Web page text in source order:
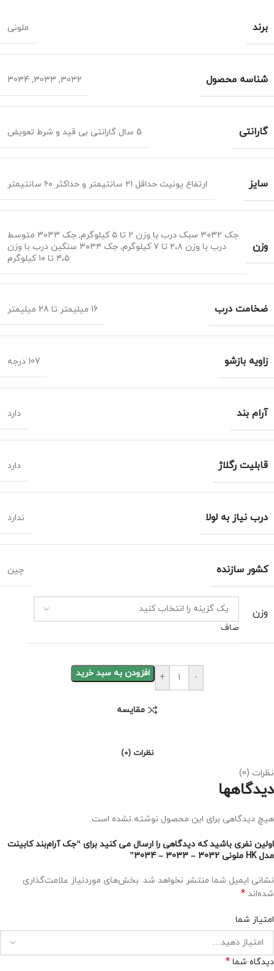
برند ملونی
شناسه محصول 3032
,
3033
,
3034
گارانتی 5 سال گارانتی بی قید و شرط تعویض
سایز ارتفاع یونیت حداقل ۲۱ سانتیمتر و حداکثر ۶۰ سانتیمتر
وزن
جک ۳۰۳۲ سبک درب با وزن ۲ تا ۵ کیلوگرم ,
جک ۳۰۳۳ متوسط
درب با وزن ۲،۸ تا ۷ کیلوگرم
,
جک ۳۰۳۴ سنگین درب با وزن
۴،۵ تا ۱۰ کیلوگرم
ضخامت درب 16 میلیمتر تا 28 میلیمتر
زاویه بازشو 107 درجه
آرام بند دارد
قابلیت رگلاژ دارد
درب نیاز به لولا ندارد
کشور سازنده چین
وزن
صاف
-
+ افزودن به سبد خرید
مقايسه
نظرات (0)
نظرات (0)
دیدگاهها
هیچ دیدگاهی برای این محصول نوشته نشده است.
اولین نفری باشید که دیدگاهی را ارسال می کنید برای “جک آرام‌بند کابینت
مدل HK ملونی 3032 – 3033 – 3034”
نشانی ایمیل شما منتشر نخواهد شد. بخش‌های موردنیاز علامت‌گذاری
شده‌اند *
امتیاز شما
دیدگاه شما *